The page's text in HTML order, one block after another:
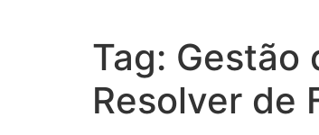
Tag: Gestão
Resolver de